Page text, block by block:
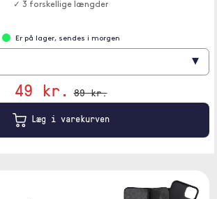
✓ 3 forskellige længder
Er på lager, sendes i morgen
▾
49 kr. 89 kr.
Læg i varekurven